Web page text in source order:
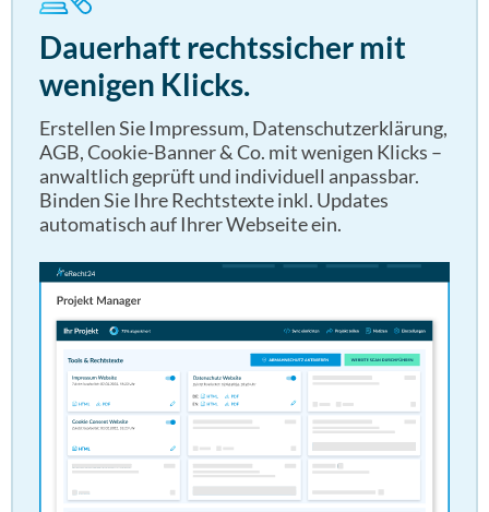
Dauerhaft rechtssicher mit
wenigen Klicks.
Erstellen Sie Impressum, Datenschutzerklärung,
AGB, Cookie-Banner & Co. mit wenigen Klicks –
anwaltlich geprüft und individuell anpassbar.
Binden Sie Ihre Rechtstexte inkl. Updates
automatisch auf Ihrer Webseite ein.